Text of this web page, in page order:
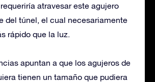
atravesar este agujero
del túnel, el cual necesariamente
rápido que la luz.
apuntan a que los agujeros de
tienen un tamaño que pudiera